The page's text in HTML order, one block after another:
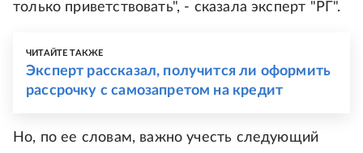
только приветствовать", - сказала эксперт "РГ".
ЧИТАЙТЕ ТАКЖЕ
Эксперт рассказал, получится ли оформить
рассрочку с самозапретом на кредит
Но, по ее словам, важно учесть следующий